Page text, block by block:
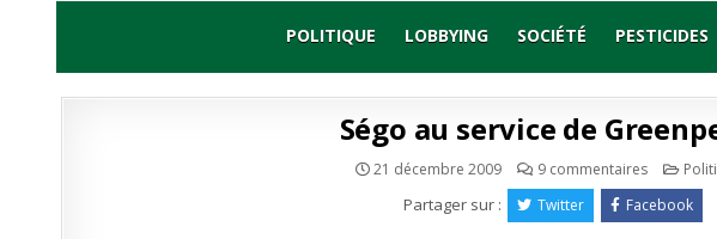
POLITIQUE LOBBYING SOCIÉTÉ PESTICIDES
Ségo au service de
21 décembre 2009 9 commentairessur
au
service
de
Partager sur : Twitter Facebook